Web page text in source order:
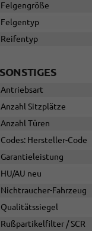
Felgengröße
Felgentyp
Reifentyp
SONSTIGES
Antriebsart
Anzahl Sitzplätze
Anzahl Türen
Codes: Hersteller-Code
Garantieleistung
HU/AU neu
Nichtraucher-Fahrzeug
Qualitätssiegel
Rußpartikelfilter / SCR